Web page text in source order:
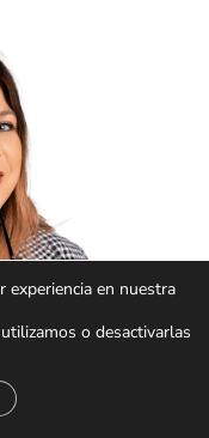
experiencia en nuestra
o desactivarlas